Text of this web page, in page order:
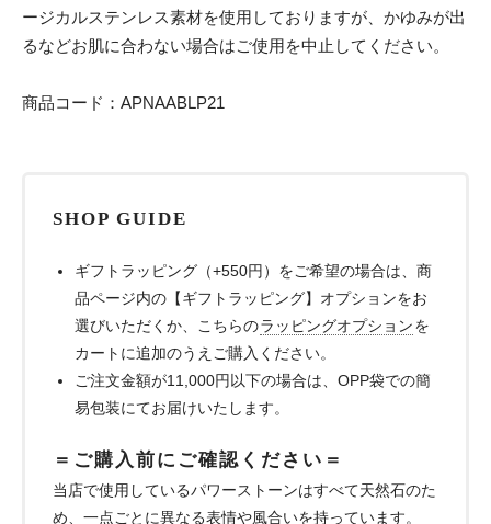
ージカルステンレス素材を使用しておりますが、かゆみが出
るなどお肌に合わない場合はご使用を中止してください。
商品コード：APNAABLP21
SHOP GUIDE
ギフトラッピング（+550円）をご希望の場合は、商
品ページ内の【ギフトラッピング】オプションをお
選びいただくか、こちらのラッピングオプションを
カートに追加のうえご購入ください。
ご注文金額が11,000円以下の場合は、OPP袋での簡
易包装にてお届けいたします。
＝ご購入前にご確認ください＝
当店で使用しているパワーストーンはすべて天然石のた
め、一点ごとに異なる表情や風合いを持っています。